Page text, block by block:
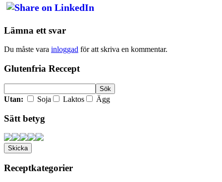
Lämna ett svar
Du måste vara inloggad för att skriva en kommentar.
Glutenfria Reccept
Utan: Soja Laktos Ägg
Sätt betyg
Receptkategorier